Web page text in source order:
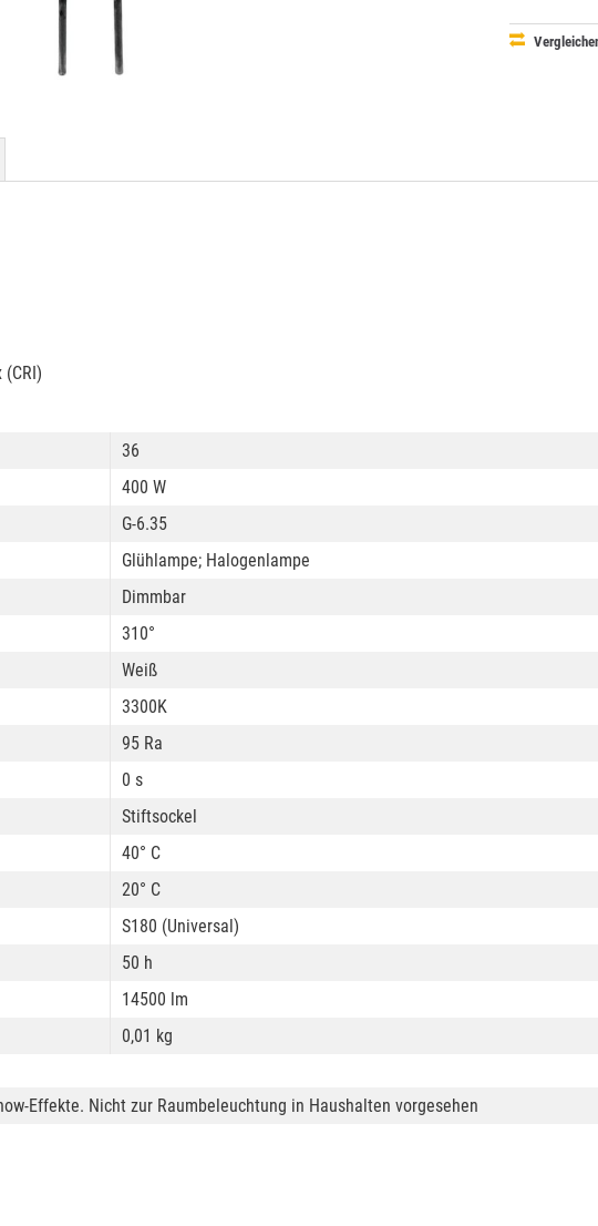
36
400 W
G-6.35
Glühlampe; Halogenlampe
Dimmbar
310°
Weiß
3300K
95 Ra
0 s
Stiftsockel
40° C
20° C
S180 (Universal)
50 h
14500 lm
0,01 kg
Effekte. Nicht zur Raumbeleuchtung in Haushalten vorgesehen